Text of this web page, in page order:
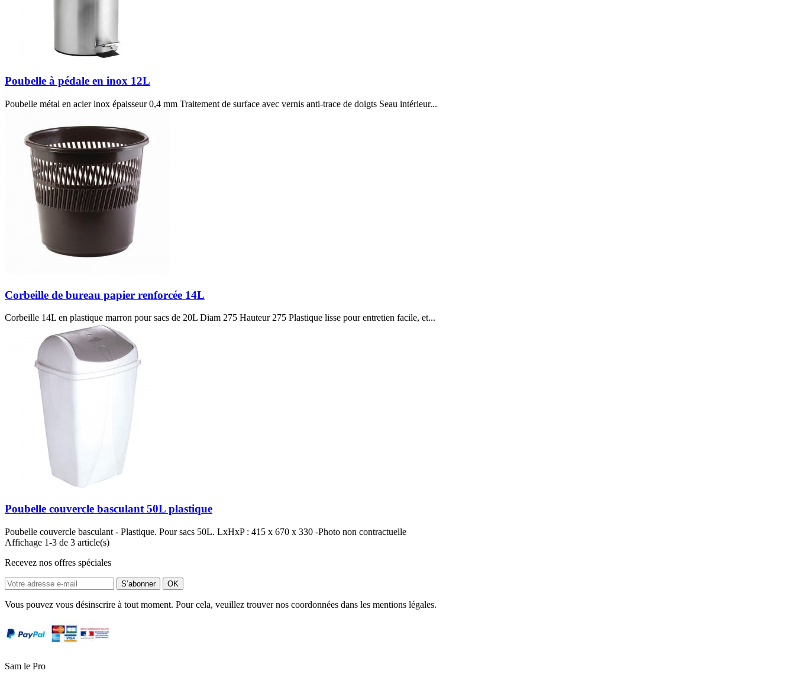
Poubelle à pédale en inox 12L
Poubelle métal en acier inox épaisseur 0,4 mm Traitement de surface avec vernis anti-trace de doigts Seau intérieur...
Corbeille de bureau papier renforcée 14L
Corbeille 14L en plastique marron pour sacs de 20L Diam 275 Hauteur 275 Plastique lisse pour entretien facile, et...
Poubelle couvercle basculant 50L plastique
Poubelle couvercle basculant - Plastique. Pour sacs 50L. LxHxP : 415 x 670 x 330 -Photo non contractuelle
Affichage 1-3 de 3 article(s)
Recevez nos offres spéciales
Vous pouvez vous désinscrire à tout moment. Pour cela, veuillez trouver nos coordonnées dans les mentions légales.
Sam le Pro